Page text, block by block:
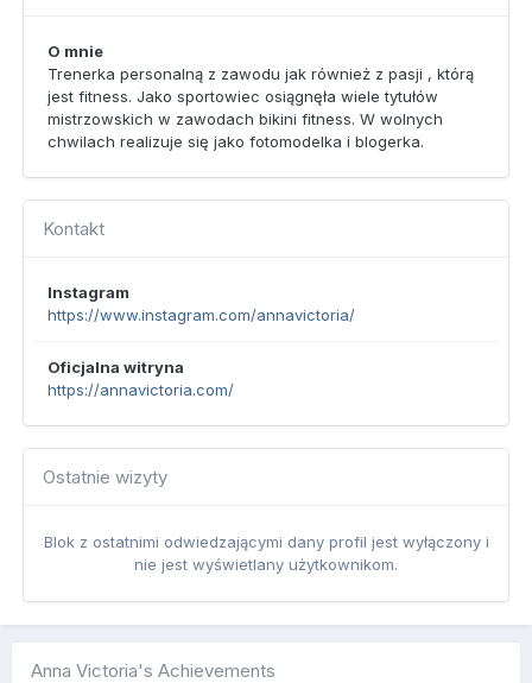
O mnie
Trenerka personalną z zawodu jak również z pasji , którą
jest fitness. Jako sportowiec osiągnęła wiele tytułów
mistrzowskich w zawodach bikini fitness. W wolnych
chwilach realizuje się jako fotomodelka i blogerka.
Kontakt
Instagram
https://www.instagram.com/annavictoria/
Oficjalna witryna
https://annavictoria.com/
Ostatnie wizyty
Blok z ostatnimi odwiedzającymi dany profil jest wyłączony i
nie jest wyświetlany użytkownikom.
Anna Victoria's Achievements